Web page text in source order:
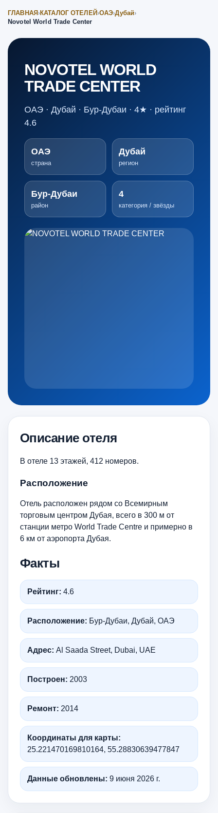
ГЛАВНАЯ ›КАТАЛОГ ОТЕЛЕЙ ›ОАЭ›Дубай›
Novotel World Trade Center
NOVOTEL WORLD
TRADE CENTER
ОАЭ · Дубай · Бур-Дубаи · 4★ · рейтинг
4.6
ОАЭ
страна
Дубай
регион
Бур-Дубаи
район
4
категория / звёзды
Описание отеля
В отеле 13 этажей, 412 номеров.
Расположение
Отель расположен рядом со Всемирным
торговым центром Дубая, всего в 300 м от
станции метро World Trade Centre и примерно в
6 км от аэропорта Дубая.
Факты
Рейтинг: 4.6
Расположение: Бур-Дубаи, Дубай, ОАЭ
Адрес: Al Saada Street, Dubai, UAE
Построен: 2003
Ремонт: 2014
Координаты для карты:
25.221470169810164, 55.28830639477847
Данные обновлены: 9 июня 2026 г.